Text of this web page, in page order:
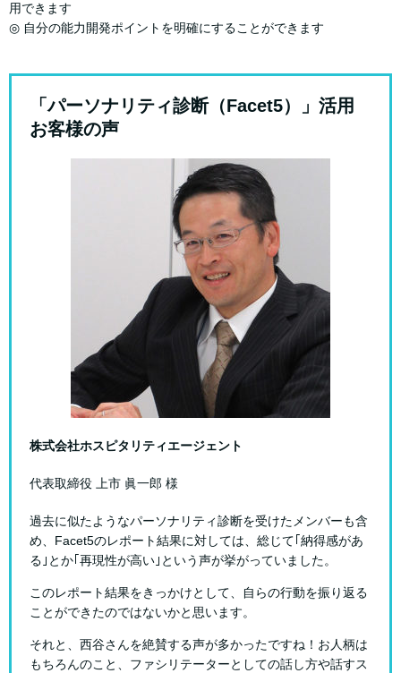
⽤できます
◎ ⾃分の能⼒開発ポイントを明確にすることができます
「パーソナリティ診断（Facet5）」活用
お客様の声
株式会社ホスピタリティエージェント
代表取締役 上市 眞一郎 様
過去に似たようなパーソナリティ診断を受けたメンバーも含
め、Facet5のレポート結果に対しては、総じて｢納得感があ
る｣とか｢再現性が高い｣という声が挙がっていました。
このレポート結果をきっかけとして、自らの行動を振り返る
ことができたのではないかと思います。
それと、西谷さんを絶賛する声が多かったですね！お人柄は
もちろんのこと、ファシリテーターとしての話し方や話すス